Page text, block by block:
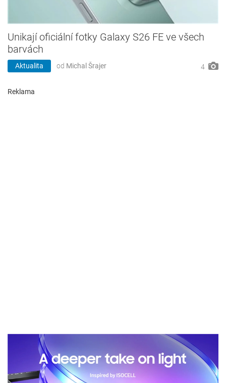
Unikají oficiální fotky Galaxy S26 FE ve všech
barvách
Aktualita od Michal Šrajer 4
Reklama